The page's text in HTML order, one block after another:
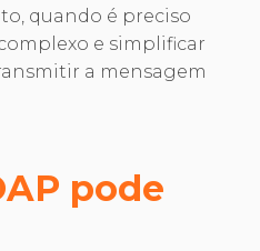
quando é preciso
e simplificar
a mensagem
pode